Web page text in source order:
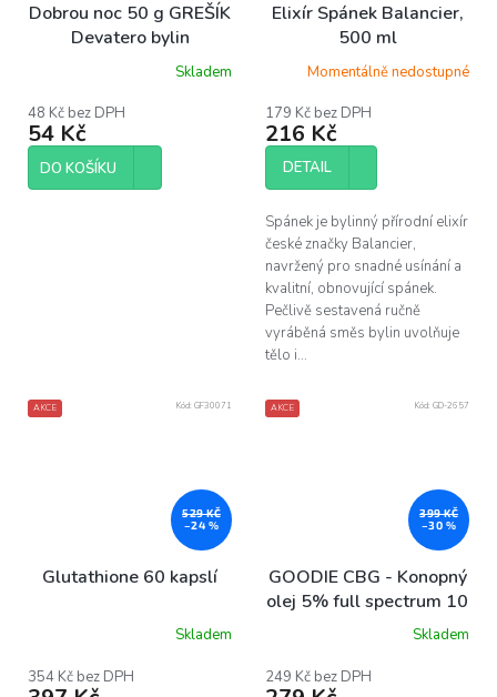
Dobrou noc 50 g GREŠÍK
Devatero bylin
Skladem
48 Kč bez DPH
54 Kč
DO KOŠÍKU
Elixír Spánek Balancier,
500 ml
Momentálně nedostupné
179 Kč bez DPH
216 Kč
DETAIL
Spánek je bylinný přírodní elixír
české značky Balancier,
navržený pro snadné usínání a
kvalitní, obnovující spánek.
Pečlivě sestavená ručně
vyráběná směs bylin uvolňuje
tělo i...
AKCE
529 KČ
–24 %
Glutathione 60 kapslí
produktu
Skladem
354 Kč bez DPH
Kód: GF30071 AKCE
399 KČ
–30 %
GOODIE CBG - Konopný
olej 5% full spectrum 10
Skladem
249 Kč bez DPH
Kód: GD-2657